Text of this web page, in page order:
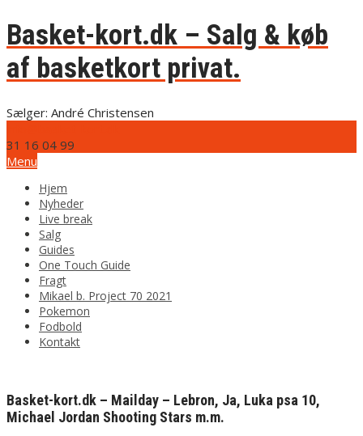
Basket-kort.dk – Salg & køb
af basketkort privat.
Sælger: André Christensen
31 16 04 99
Menu
Hjem
Nyheder
Live break
Salg
Guides
One Touch Guide
Fragt
Mikael b. Project 70 2021
Pokemon
Fodbold
Kontakt
Basket-kort.dk – Mailday – Lebron, Ja, Luka psa 10,
Michael Jordan Shooting Stars m.m.